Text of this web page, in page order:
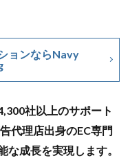
ョンならNavy
社以上のサポート
代理店出身のEC専門
成長を実現します。